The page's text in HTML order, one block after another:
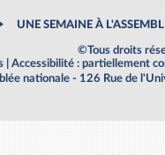
UNE SEMAINE À
©Tous droits
Accessibilité : partiellement
nationale - 126 Rue de